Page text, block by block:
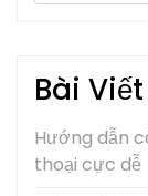
Bài
Hướng dẫn
thoại cực dễ